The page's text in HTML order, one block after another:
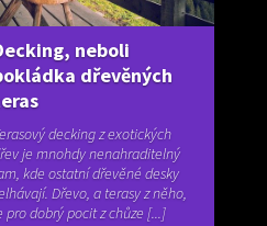
neboli
dřevěných
decking z exotických
je mnohdy nenahraditelný
kde ostatní dřevěné desky
Dřevo, a terasy z něho,
pro dobrý pocit z chůze [...]